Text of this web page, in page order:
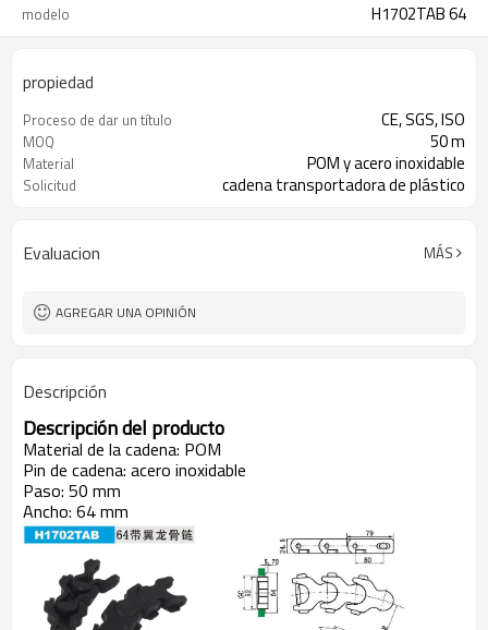
modelo H1702TAB 64
propiedad
Proceso de dar un título CE, SGS, ISO
MOQ 50 m
Material POM y acero inoxidable
Solicitud cadena transportadora de plástico
Evaluacion MÁS
AGREGAR UNA OPINIÓN
Descripción
Descripción del producto
Material de la cadena: POM
Pin de cadena: acero inoxidable
Paso: 50 mm
Ancho: 64 mm